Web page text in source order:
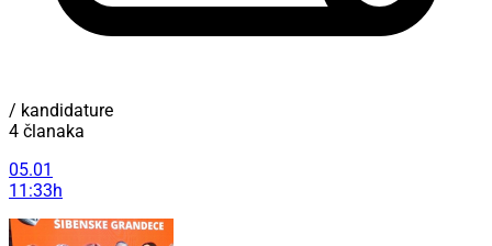
/ kandidature
4 članaka
05.01
11:33h